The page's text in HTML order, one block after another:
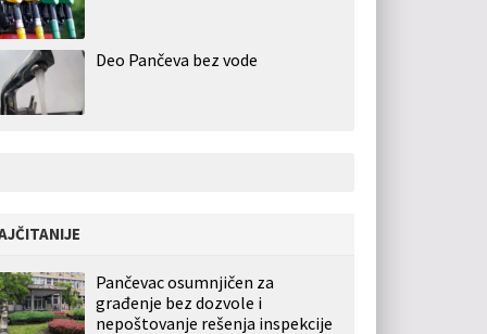
Deo Pančeva bez vode
Pančevac osumnjičen za
građenje bez dozvole i
nepoštovanje rešenja inspekcije